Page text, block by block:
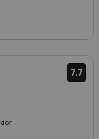
7.7